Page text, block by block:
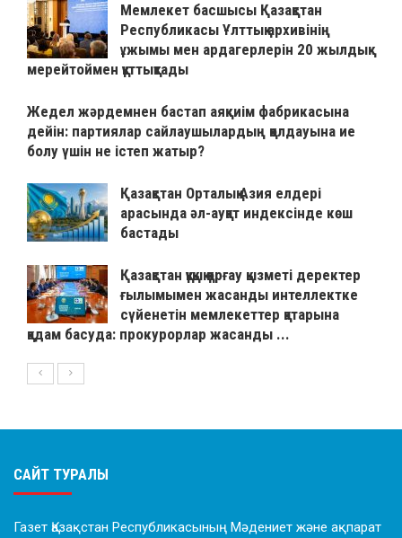
Мемлекет басшысы Қазақстан
Республикасы Ұлттық архивінің
ұжымы мен ардагерлерін 20 жылдық
мерейтоймен құттықтады
Жедел жәрдемнен бастап аяқкиім фабрикасына
дейін: партиялар сайлаушылардың қолдауына ие
болу үшін не істеп жатыр?
Қазақстан Орталық Азия елдері
арасында әл-ауқат индексінде көш
бастады
Қазақстан құқық қорғау қызметі деректер
ғылымымен жасанды интеллектке
сүйенетін мемлекеттер қатарына
қадам басуда: прокурорлар жасанды ...
САЙТ ТУРАЛЫ
Газет Қазақстан Республикасының Мәдениет және ақпарат